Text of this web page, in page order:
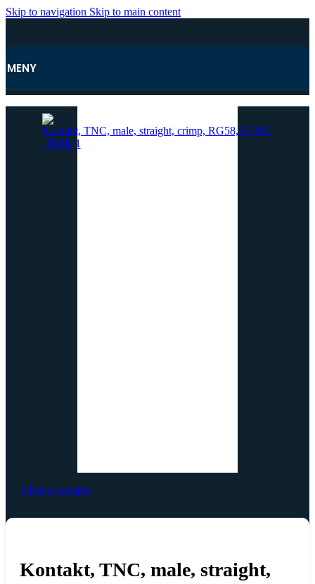
Skip to navigation Skip to main content
MENY
Hjem/
Click to enlarge
Kontakt, TNC, male, straight,